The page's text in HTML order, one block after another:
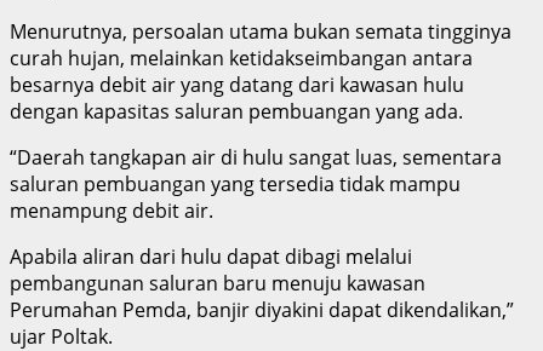
Menurutnya, persoalan utama bukan semata tingginya
curah hujan, melainkan ketidakseimbangan antara
besarnya debit air yang datang dari kawasan hulu
dengan kapasitas saluran pembuangan yang ada.
“Daerah tangkapan air di hulu sangat luas, sementara
saluran pembuangan yang tersedia tidak mampu
menampung debit air.
Apabila aliran dari hulu dapat dibagi melalui
pembangunan saluran baru menuju kawasan
Perumahan Pemda, banjir diyakini dapat dikendalikan,”
ujar Poltak.